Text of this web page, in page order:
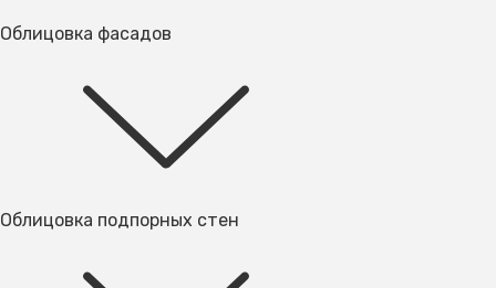
Облицовка фасадов
Облицовка подпорных стен